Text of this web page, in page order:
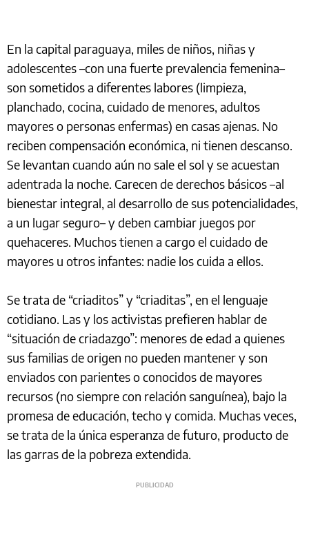
En la capital paraguaya, miles de niños, niñas y
adolescentes –con una fuerte prevalencia femenina–
son sometidos a diferentes labores (limpieza,
planchado, cocina, cuidado de menores, adultos
mayores o personas enfermas) en casas ajenas. No
reciben compensación económica, ni tienen descanso.
Se levantan cuando aún no sale el sol y se acuestan
adentrada la noche. Carecen de derechos básicos –al
bienestar integral, al desarrollo de sus potencialidades,
a un lugar seguro– y deben cambiar juegos por
quehaceres. Muchos tienen a cargo el cuidado de
mayores u otros infantes: nadie los cuida a ellos.
Se trata de “criaditos” y “criaditas”, en el lenguaje
cotidiano. Las y los activistas prefieren hablar de
“situación de criadazgo”: menores de edad a quienes
sus familias de origen no pueden mantener y son
enviados con parientes o conocidos de mayores
recursos (no siempre con relación sanguínea), bajo la
promesa de educación, techo y comida. Muchas veces,
se trata de la única esperanza de futuro, producto de
las garras de la pobreza extendida.